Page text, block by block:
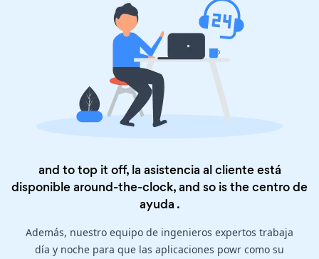
and to top it off, la asistencia al cliente está
disponible around-the-clock, and so is thecentro de
ayuda .
Además, nuestro equipo de ingenieros expertos trabaja
día y noche para que las aplicaciones powr como su